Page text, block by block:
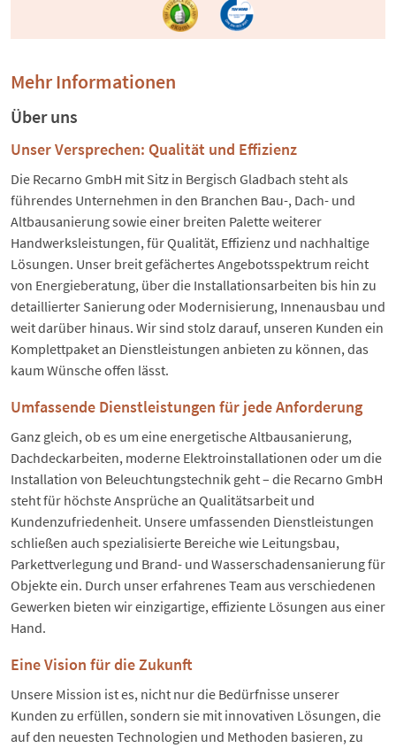
Mehr Informationen
Über uns
Unser Versprechen: Qualität und Effizienz
Die Recarno GmbH mit Sitz in Bergisch Gladbach steht als
führendes Unternehmen in den Branchen Bau-, Dach- und
Altbausanierung sowie einer breiten Palette weiterer
Handwerksleistungen, für Qualität, Effizienz und nachhaltige
Lösungen. Unser breit gefächertes Angebotsspektrum reicht
von Energieberatung, über die Installationsarbeiten bis hin zu
detaillierter Sanierung oder Modernisierung, Innenausbau und
weit darüber hinaus. Wir sind stolz darauf, unseren Kunden ein
Komplettpaket an Dienstleistungen anbieten zu können, das
kaum Wünsche offen lässt.
Umfassende Dienstleistungen für jede Anforderung
Ganz gleich, ob es um eine energetische Altbausanierung,
Dachdeckarbeiten, moderne Elektroinstallationen oder um die
Installation von Beleuchtungstechnik geht – die Recarno GmbH
steht für höchste Ansprüche an Qualitätsarbeit und
Kundenzufriedenheit. Unsere umfassenden Dienstleistungen
schließen auch spezialisierte Bereiche wie Leitungsbau,
Parkettverlegung und Brand- und Wasserschadensanierung für
Objekte ein. Durch unser erfahrenes Team aus verschiedenen
Gewerken bieten wir einzigartige, effiziente Lösungen aus einer
Hand.
Eine Vision für die Zukunft
Unsere Mission ist es, nicht nur die Bedürfnisse unserer
Kunden zu erfüllen, sondern sie mit innovativen Lösungen, die
auf den neuesten Technologien und Methoden basieren, zu